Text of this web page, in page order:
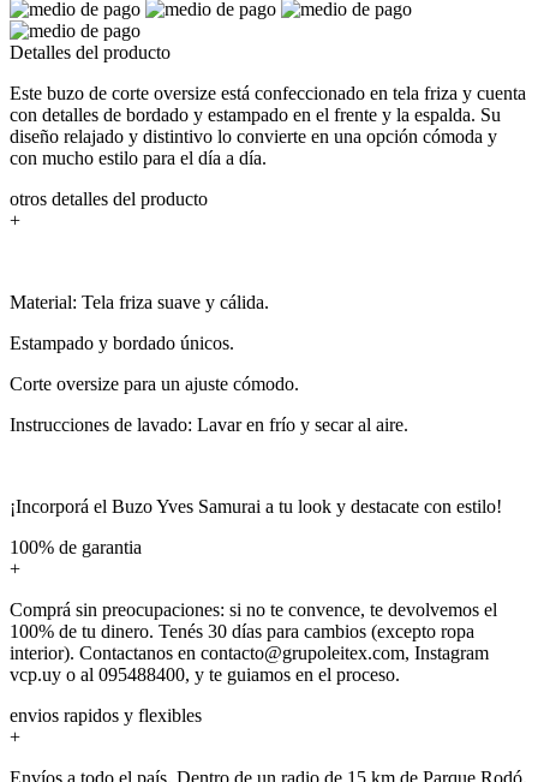
Detalles del producto
Este buzo de corte oversize está confeccionado en tela friza y cuenta
con detalles de bordado y estampado en el frente y la espalda. Su
diseño relajado y distintivo lo convierte en una opción cómoda y
con mucho estilo para el día a día.
otros detalles del producto
+
Material: Tela friza suave y cálida.
Estampado y bordado únicos.
Corte oversize para un ajuste cómodo.
Instrucciones de lavado: Lavar en frío y secar al aire.
¡Incorporá el Buzo Yves Samurai a tu look y destacate con estilo!
100% de garantia
+
Comprá sin preocupaciones: si no te convence, te devolvemos el
100% de tu dinero. Tenés 30 días para cambios (excepto ropa
interior). Contactanos en contacto@grupoleitex.com, Instagram
vcp.uy o al 095488400, y te guiamos en el proceso.
envios rapidos y flexibles
+
Envíos a todo el país. Dentro de un radio de 15 km de Parque Rodó,